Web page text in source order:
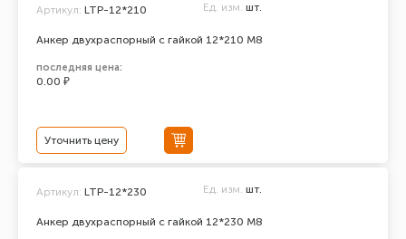
Анкер двухраспорный с гайкой 12*210 М8
Артикул: LTP-12*210 Ед. изм. шт.
последняя цена:
0.00 ₽
Уточнить цену
Анкер двухраспорный с гайкой 12*230 М8
Артикул: LTP-12*230 Ед. изм. шт.